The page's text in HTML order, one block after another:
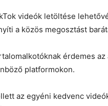
videók letöltése
a közös megosztást
érdemes
platformokon.
az egyéni kedvenc